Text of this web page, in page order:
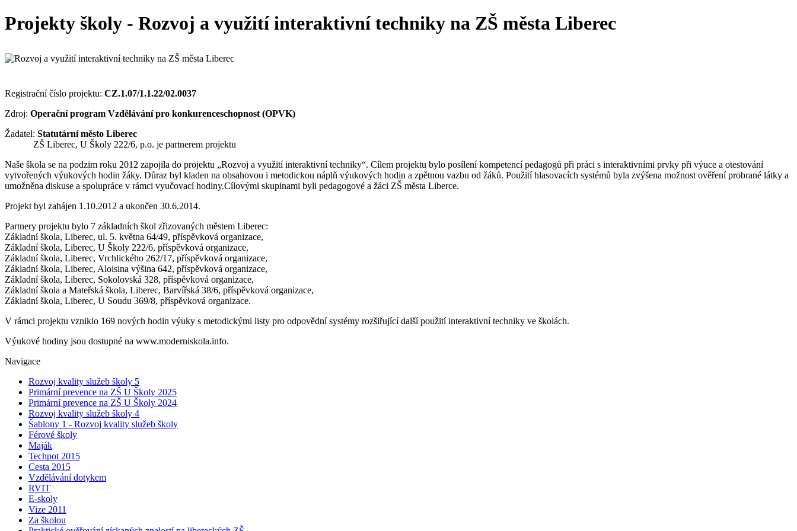
Projekty školy - Rozvoj a využití interaktivní techniky na ZŠ města Liberec
Registrační číslo projektu: CZ.1.07/1.1.22/02.0037
Zdroj: Operační program Vzdělávání pro konkurenceschopnost (OPVK)
Žadatel: Statutární město Liberec
ZŠ Liberec, U Školy 222/6, p.o. je partnerem projektu
Naše škola se na podzim roku 2012 zapojila do projektu „Rozvoj a využití interaktivní techniky“. Cílem projektu bylo posílení kompetencí pedagogů při práci s interaktivními prvky při výuce a otestování
vytvořených výukových hodin žáky. Důraz byl kladen na obsahovou i metodickou náplň výukových hodin a zpětnou vazbu od žáků. Použití hlasovacích systémů byla zvýšena možnost ověření probrané látky a
umožněna diskuse a spolupráce v rámci vyučovací hodiny.Cílovými skupinami byli pedagogové a žáci ZŠ města Liberce.
Projekt byl zahájen 1.10.2012 a ukončen 30.6.2014.
Partnery projektu bylo 7 základních škol zřizovaných městem Liberec:
Základní škola, Liberec, ul. 5. května 64/49, příspěvková organizace,
Základní škola, Liberec, U Školy 222/6, příspěvková organizace,
Základní škola, Liberec, Vrchlického 262/17, příspěvková organizace,
Základní škola, Liberec, Aloisina výšina 642, příspěvková organizace,
Základní škola, Liberec, Sokolovská 328, příspěvková organizace,
Základní škola a Mateřská škola, Liberec, Barvířská 38/6, příspěvková organizace,
Základní škola, Liberec, U Soudu 369/8, příspěvková organizace.
V rámci projektu vzniklo 169 nových hodin výuky s metodickými listy pro odpovědní systémy rozšiřující další použití interaktivní techniky ve školách.
Výukové hodiny jsou dostupné na www.moderniskola.info.
Navigace
Rozvoj kvality služeb školy 5
Primární prevence na ZŠ U Školy 2025
Primární prevence na ZŠ U Školy 2024
Rozvoj kvality služeb školy 4
Šablony 1 - Rozvoj kvality služeb školy
Férové školy
Maják
Techpot 2015
Cesta 2015
Vzdělávání dotykem
RVIT
E-skoly
Vize 2011
Za školou